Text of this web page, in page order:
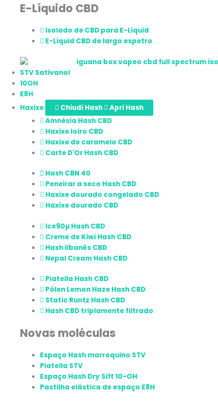
E-Líquido CBD
Isolado de CBD para E-Liquid
E-Liquid CBD de largo espetro
STV Sativanol
10OH
E8H
Haxixe
Chiudi Hash
Apri Hash
Amnésia Hash CBD
Haxixe loiro CBD
Haxixe de caramelo CBD
Carte D'Or Hash CBD
Hash CBN 40
Peneirar a seco Hash CBD
Haxixe dourado congelado CBD
Haxixe dourado CBD
Ice90µ Hash CBD
Creme de Kiwi Hash CBD
Hash libanês CBD
Nepal Cream Hash CBD
Piatella Hash CBD
Pólen Lemon Haze Hash CBD
Static Runtz Hash CBD
Hash CBD triplamente filtrado
Novas moléculas
Espaço Hash marroquino STV
Piatella STV
Espaço Hash Dry Sift 10-OH
Pastilha elástica de espaço E8H